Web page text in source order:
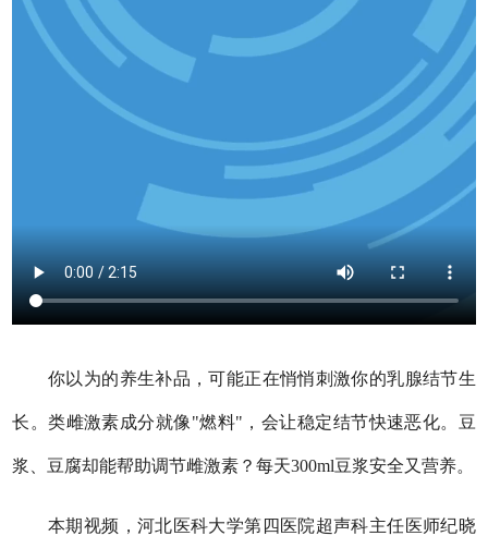
你以为的养生补品，可能正在悄悄刺激你的乳腺结节生
长。类雌激素成分就像"燃料"，会让稳定结节快速恶化。豆
浆、豆腐却能帮助调节雌激素？每天300ml豆浆安全又营养。
本期视频，河北医科大学第四医院超声科主任医师纪晓